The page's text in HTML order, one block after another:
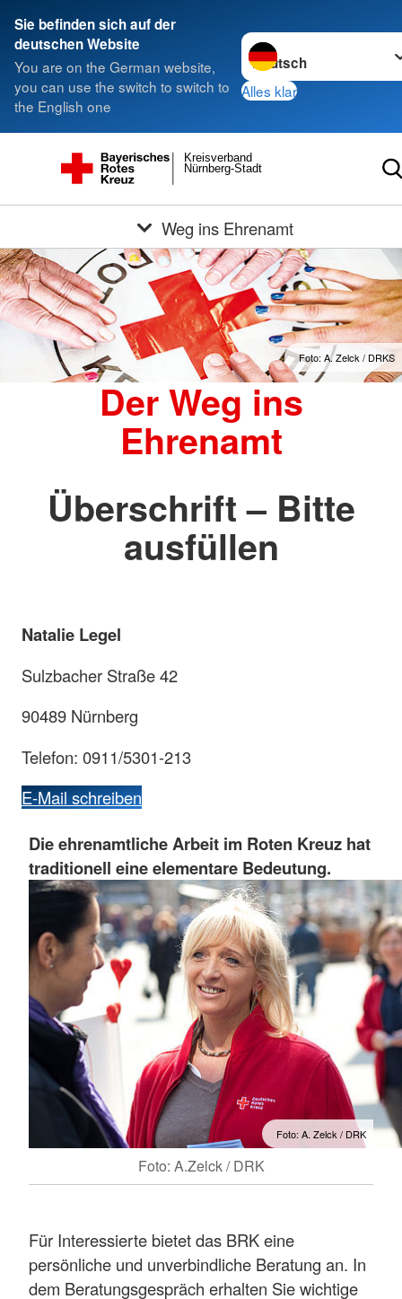
Sie befinden sich auf der
deutschen Website
You are on the German website,
you can use the switch to switch to
the English one
Sprache wechseln zu
Alles klar
Nürnberg-Stadt
Kreisverband
Weg ins Ehrenamt
Foto: A. Zelck / DRKS
Der Weg ins
Ehrenamt
Überschrift – Bitte
ausfüllen
Natalie Legel
Sulzbacher Straße 42
90489 Nürnberg
Telefon: 0911/5301-213
E-Mail schreiben
Die ehrenamtliche Arbeit im Roten Kreuz hat
traditionell eine elementare Bedeutung.
Foto: A. Zelck / DRK
Foto: A.Zelck / DRK
Für Interessierte bietet das BRK eine
persönliche und unverbindliche Beratung an. In
dem Beratungsgespräch erhalten Sie wichtige